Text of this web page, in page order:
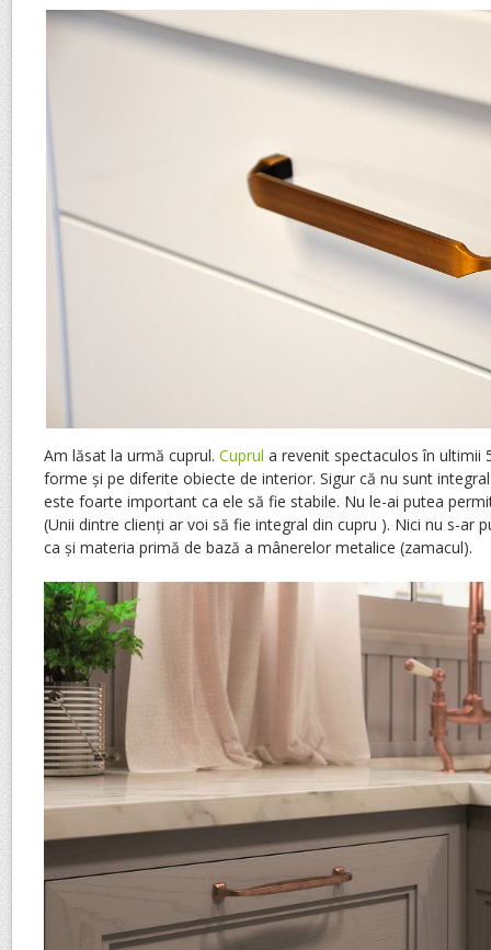
Am lăsat la urmă cuprul. Cuprul a revenit spectaculos în ultimii
forme și pe diferite obiecte de interior. Sigur că nu sunt
este foarte important ca ele să fie stabile. Nu le-ai putea
(Unii dintre clienți ar voi să fie integral din cupru ). Nici nu s-ar
ca și materia primă de bază a mânerelor metalice (zamacul).